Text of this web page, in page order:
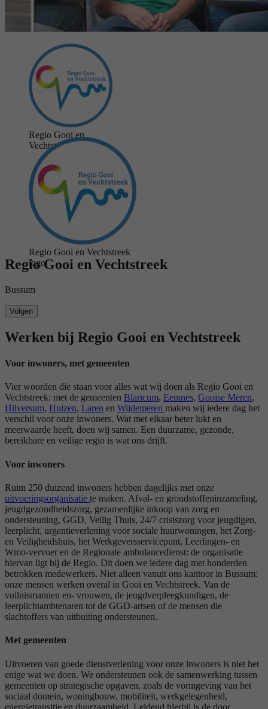
Regio Gooi en
Vechtstreek logo
Regio Gooi en Vechtstreek
logo
Regio Gooi en Vechtstreek
Bussum
Volgen
Werken bij Regio Gooi en Vechtstreek
Voor inwoners, met gemeenten
Vier woorden die staan voor alles wat wij doen als Regio Gooi en
Vechtstreek: met de gemeenten Blaricum, Eemnes, Gooise Meren,
Hilversum, Huizen, Laren en Wijdemeren maken wij iedere dag het
verschil voor onze inwoners. Wat met elkaar beter lukt en
meerwaarde heeft, doen wij samen. Een duurzame, gezonde,
bereikbare en veilige regio is wat ons drijft.
Voor inwoners
Ruim 250 duizend inwoners hebben dagelijks met onze
uitvoeringsorganisatie te maken. Afval- en grondstoffeninzameling,
jeugdgezondheidszorg, gezamenlijke inkoop van zorg en
ondersteuning, GGD, Veilig Thuis, 24/7 crisiszorg voor jeugdigen,
leerplicht, urgentieverlening voor sociale huurwoningen, het Zorg-
en Veiligheidshuis, het Werkgeversservicepunt, Leerlingen- en
Wmo-vervoer en de Regionale ambulancedienst: de organisatie
hiervan ligt bij de Regio. Dit doen we iedere dag met honderden
betrokken medewerkers. Niet alleen vanuit ons kantoor in Bussum:
onze mensen werken overal in Gooi en Vechtstreek. Van de
vuilnismannen en- vrouwen, de jeugdverpleegkundigen, de
leerplichtambtenaren tot de GGD-artsen of de mensen die
slachtoffers van uitbuiting ondersteunen.
Met gemeenten
Uitvoeren van goede dienstverlening voor onze inwoners is niet het
enige wat we doen. We ondersteunen ook de samenwerking tussen
gemeenten op strategische opgaven, zoals de vormgeving van het
sociaal domein, woningbouw, mobiliteit, werkgelegenheid,
energietransitie en duurzaamheid. Leidend hierbij is de door